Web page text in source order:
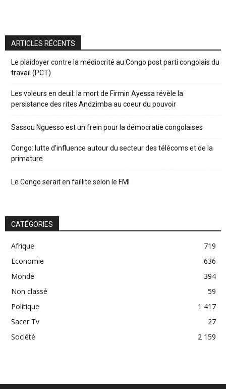
ARTICLES RÉCENTS
Le plaidoyer contre la médiocrité au Congo post parti congolais du
travail (PCT)
Les voleurs en deuil: la mort de Firmin Ayessa révèle la
persistance des rites Andzimba au coeur du pouvoir
Sassou Nguesso est un frein pour la démocratie congolaises
Congo: lutte d’influence autour du secteur des télécoms et de la
primature
Le Congo serait en faillite selon le FMI
CATÉGORIES
Afrique
719
Economie
636
Monde
394
Non classé
59
Politique
1 417
Sacer Tv
27
Société
2 159